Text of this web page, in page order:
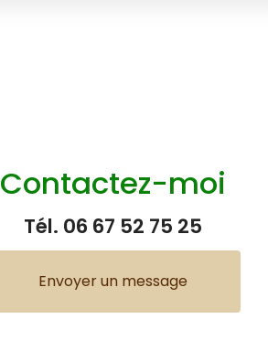
Contactez-moi
Tél. 06 67 52 75 25
Envoyer un message